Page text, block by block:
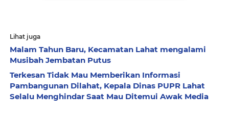
Lihat juga
Malam Tahun Baru, Kecamatan Lahat mengalami
Musibah Jembatan Putus
Terkesan Tidak Mau Memberikan Informasi
Pambangunan Dilahat, Kepala Dinas PUPR Lahat
Selalu Menghindar Saat Mau Ditemui Awak Media